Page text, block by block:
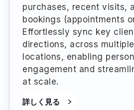
purchases, recent visits,
bookings (appointments
Effortlessly sync key
directions, across
locations, enabling
engagement and
at scale.
詳しく見る